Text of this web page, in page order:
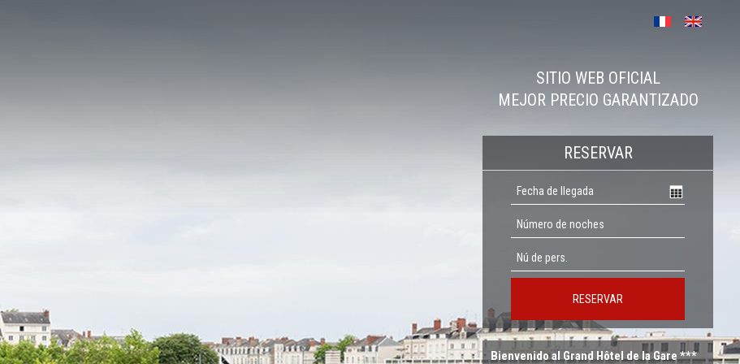
SITIO WEB OFICIAL
MEJOR PRECIO GARANTIZADO
RESERVAR
RESERVAR
Bienvenido al Grand Hôtel de la Gare ***